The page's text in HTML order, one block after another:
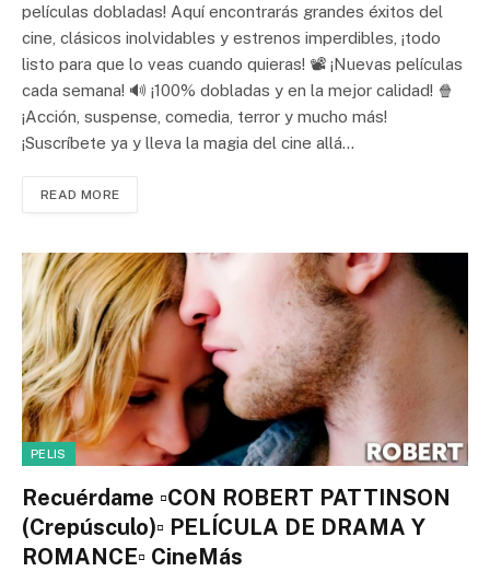
películas dobladas! Aquí encontrarás grandes éxitos del
cine, clásicos inolvidables y estrenos imperdibles, ¡todo
listo para que lo veas cuando quieras! 📽️ ¡Nuevas películas
cada semana! 🔊 ¡100% dobladas y en la mejor calidad! 🍿
¡Acción, suspense, comedia, terror y mucho más!
¡Suscríbete ya y lleva la magia del cine allá…
READ MORE
PELIS
Recuérdame ▫️CON ROBERT PATTINSON
(Crepúsculo)▫️ PELÍCULA DE DRAMA Y
ROMANCE▫️ CineMás